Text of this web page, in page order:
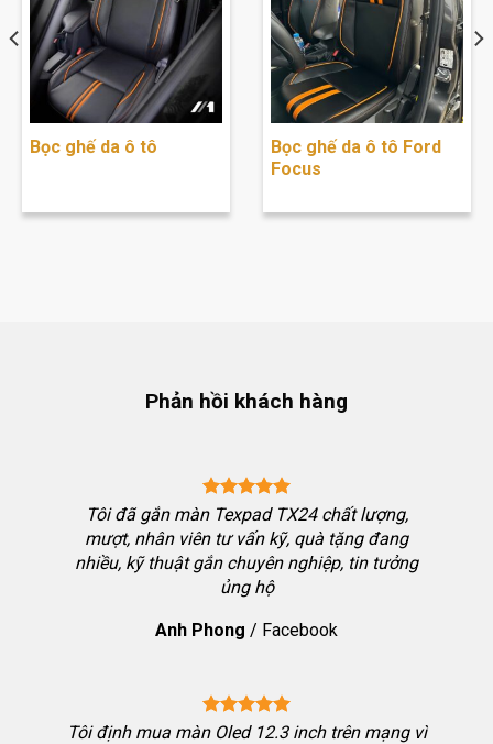
Bọc ghế da ô tô
Bọc ghế da ô tô Ford
Focus
Phản hồi khách hàng
Tôi đã gắn màn Texpad TX24 chất lượng,
mượt, nhân viên tư vấn kỹ, quà tặng đang
nhiều, kỹ thuật gắn chuyên nghiệp, tin tưởng
ủng hộ
Anh Phong / Facebook
Tôi định mua màn Oled 12.3 inch trên mạng vì